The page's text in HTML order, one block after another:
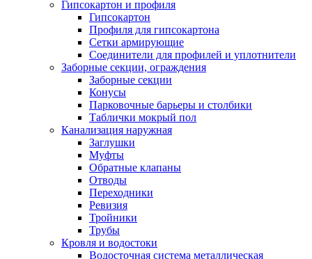
Гипсокартон и профиля
Гипсокартон
Профиля для гипсокартона
Сетки армирующие
Соединители для профилей и уплотнители
Заборные секции, ограждения
Заборные секции
Конусы
Парковочные барьеры и столбики
Таблички мокрый пол
Канализация наружная
Заглушки
Муфты
Обратные клапаны
Отводы
Переходники
Ревизия
Тройники
Трубы
Кровля и водостоки
Водосточная система металлическая